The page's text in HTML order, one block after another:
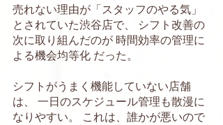
売れない理由が「スタッフのやる気」
とされていた渋谷店で、 シフト改善の
次に取り組んだのが 時間効率の管理に
よる機会均等化 だった。
シフトがうまく機能していない店舗
は、 一日のスケジュール管理も散漫に
なりやすい。 これは、誰かが悪いので